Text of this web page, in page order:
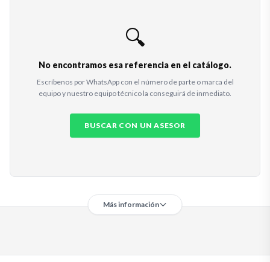
🔍
No encontramos esa referencia en el catálogo.
Escríbenos por WhatsApp con el número de parte o marca del
equipo y nuestro equipo técnico la conseguirá de inmediato.
BUSCAR CON UN ASESOR
Más información